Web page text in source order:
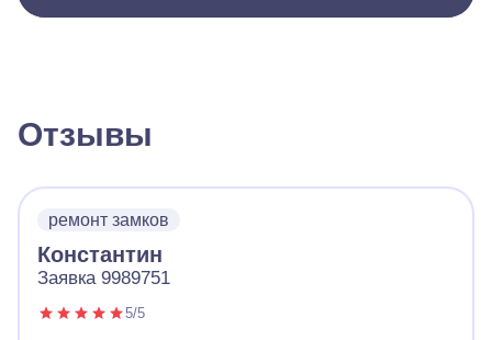
Отзывы
ремонт замков
Константин
Заявка 9989751
5/5